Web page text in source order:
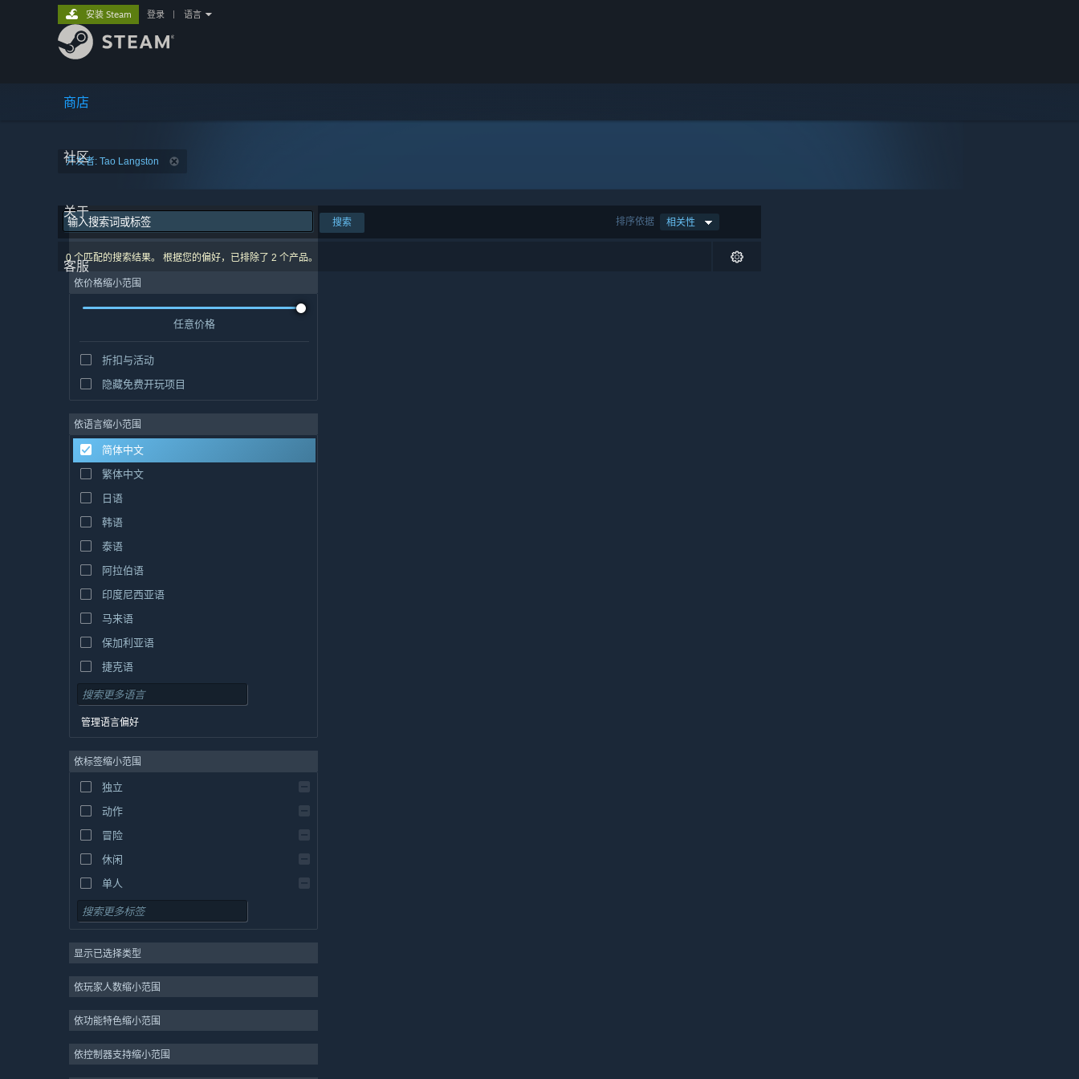
商店
社区
关于
客服
安装 Steam 登录 语言
开发者: Tao Langston
排序依据 相关性
搜索
0 个匹配的搜索结果。 根据您的偏好，已排除了 2 个产品。
依价格缩小范围
任意价格
折扣与活动
隐藏免费开玩项目
依语言缩小范围
简体中文
繁体中文
日语
韩语
泰语
阿拉伯语
印度尼西亚语
马来语
保加利亚语
捷克语
丹麦语
德语
西班牙语 - 西班牙
西班牙语 - 拉丁美洲
希腊语
管理语言偏好
依标签缩小范围
独立
动作
冒险
休闲
单人
模拟
策略
2D
3D
免费开玩
显示已选择类型
依玩家人数缩小范围
依功能特色缩小范围
依控制器支持缩小范围